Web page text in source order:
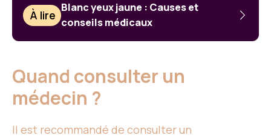
À lire
Blanc yeux jaune : Causes et
conseils médicaux
Quand consulter un
médecin ?
Il est recommandé de consulter un